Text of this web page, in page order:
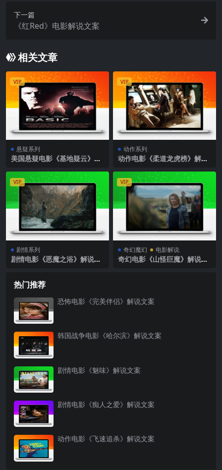
下一篇
《红Red》电影解说文案
相关文章
VIP
悬疑系列
美国悬疑电影《基地疑云》解
VIP
动作系列
动作电影《柔道龙虎榜》解说
VIP
剧情系列
剧情电影《恶魔之浴》解说文
VIP
奇幻魔幻 电影解说
奇幻电影《山怪巨魔》解说文
热门推荐
恐怖电影《完美伴侣》解说文案
韩国战争电影《哈尔滨》解说文案
剧情电影《魅味》解说文案
剧情电影《痴人之爱》解说文案
动作电影《飞速追杀》解说文案